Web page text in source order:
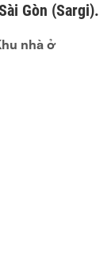
Gòn (Sargi).
nhà ở